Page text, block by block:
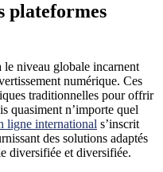
plateformes
le niveau globale incarnent
numérique. Ces
traditionnelles pour offrir
quasiment n’importe quel
ligne international s’inscrit
des solutions adaptés
diversifiée et diversifiée.